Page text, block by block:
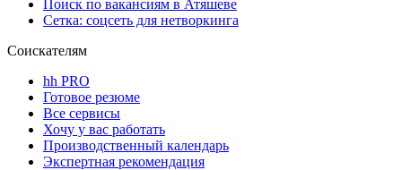
Поиск по вакансиям в Атяшеве
Сетка: соцсеть для нетворкинга
Соискателям
hh PRO
Готовое резюме
Все сервисы
Хочу у вас работать
Производственный календарь
Экспертная рекомендация